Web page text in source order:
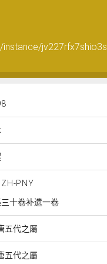
instance/
ZH-PNY
十卷补遗一卷
五代之屬
五代之屬